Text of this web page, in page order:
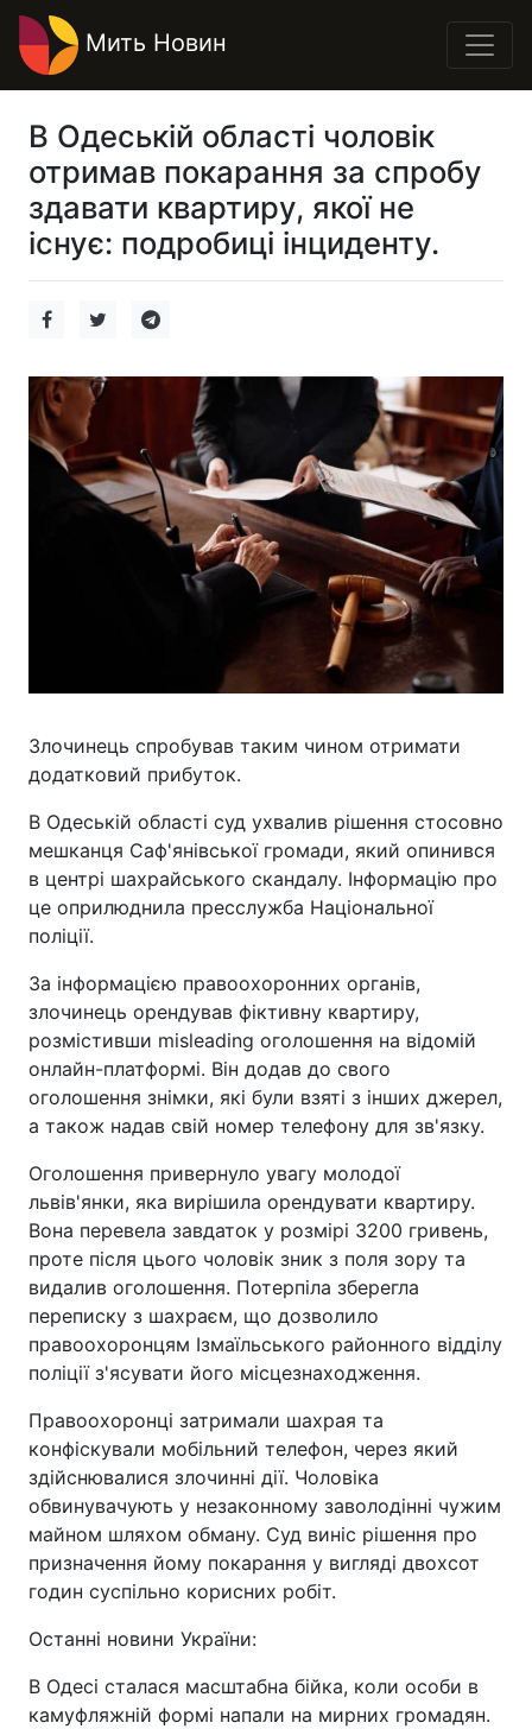
Мить Новин
В Одеській області чоловік
отримав покарання за спробу
здавати квартиру, якої не
існує: подробиці інциденту.
Злочинець спробував таким чином отримати
додатковий прибуток.
В Одеській області суд ухвалив рішення стосовно
мешканця Саф'янівської громади, який опинився
в центрі шахрайського скандалу. Інформацію про
це оприлюднила пресслужба Національної
поліції.
За інформацією правоохоронних органів,
злочинець орендував фіктивну квартиру,
розмістивши misleading оголошення на відомій
онлайн-платформі. Він додав до свого
оголошення знімки, які були взяті з інших джерел,
а також надав свій номер телефону для зв'язку.
Оголошення привернуло увагу молодої
львів'янки, яка вирішила орендувати квартиру.
Вона перевела завдаток у розмірі 3200 гривень,
проте після цього чоловік зник з поля зору та
видалив оголошення. Потерпіла зберегла
переписку з шахраєм, що дозволило
правоохоронцям Ізмаїльського районного відділу
поліції з'ясувати його місцезнаходження.
Правоохоронці затримали шахрая та
конфіскували мобільний телефон, через який
здійснювалися злочинні дії. Чоловіка
обвинувачують у незаконному заволодінні чужим
майном шляхом обману. Суд виніс рішення про
призначення йому покарання у вигляді двохсот
годин суспільно корисних робіт.
Останні новини України:
В Одесі сталася масштабна бійка, коли особи в
камуфляжній формі напали на мирних громадян.